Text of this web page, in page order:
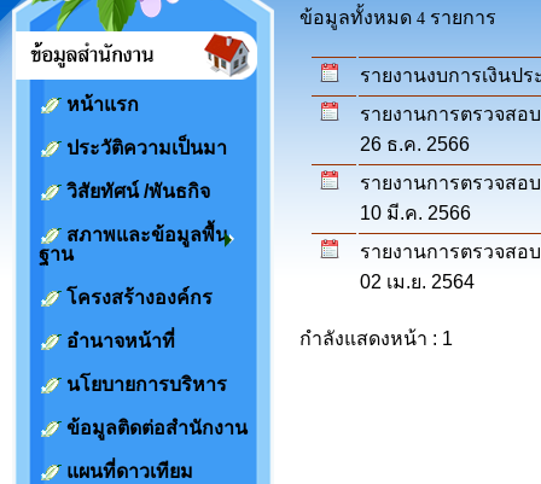
หน้าแรก
ประวัติความเป็นมา
วิสัยทัศน์ /พันธกิจ
สภาพและข้อมูลพื้น
ฐาน
โครงสร้างองค์กร
อำนาจหน้าที่
นโยบายการบริหาร
ข้อมูลติดต่อสำนักงาน
แผนที่ดาวเทียม
ข้อมูลทั้งหมด 4 รายการ
รายงานงบการเงินปร
รายงานการตรวจสอ
26 ธ.ค. 2566
รายงานการตรวจสอ
10 มี.ค. 2566
รายงานการตรวจสอ
02 เม.ย. 2564
กำลังแสดงหน้า : 1